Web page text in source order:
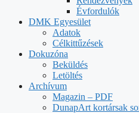
Évfordulók
DMK Egyesület
Adatok
Célkittűzések
Dokuzóna
Beküldés
Letöltés
Archívum
Magazin – PDF
DunapArt kortársak